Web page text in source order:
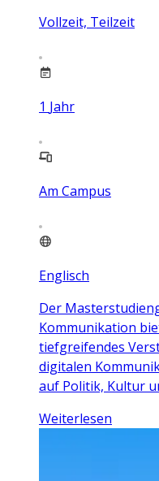
Vollzeit, Teilzeit
1 Jahr
Am Campus
Englisch
Der
Kommunikation
tiefgreifendes
digitalen
auf Politik, Kultur
Weiterlesen